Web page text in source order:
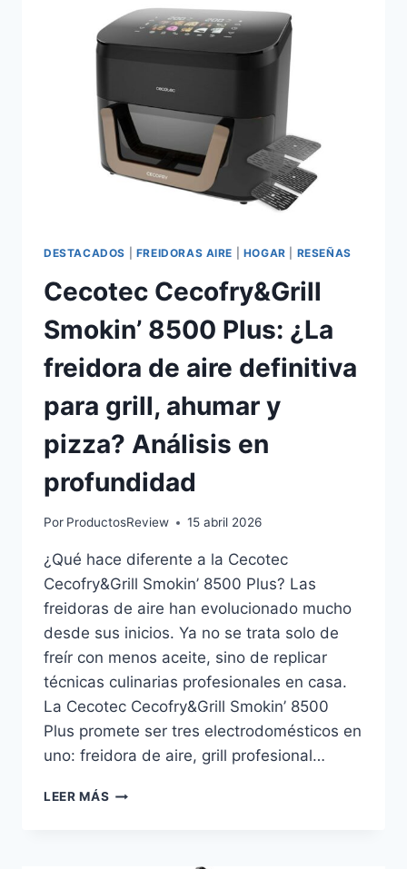
PROFUNDO,
OPINIONES
LA
PENA?
DESTACADOS FREIDORAS AIRE HOGAR RESEÑAS
Cecotec Cecofry&Grill
Smokin’ 8500 Plus: ¿La
freidora de aire definitiva
para grill, ahumar y
pizza? Análisis en
profundidad
Por ProductosReview 15 abril 2026
¿Qué hace diferente a la Cecotec
Cecofry&Grill Smokin’ 8500 Plus? Las
freidoras de aire han evolucionado mucho
desde sus inicios. Ya no se trata solo de
freír con menos aceite, sino de replicar
técnicas culinarias profesionales en casa.
La Cecotec Cecofry&Grill Smokin’ 8500
Plus promete ser tres electrodomésticos en
uno: freidora de aire, grill profesional…
LEER MÁS CECOTEC